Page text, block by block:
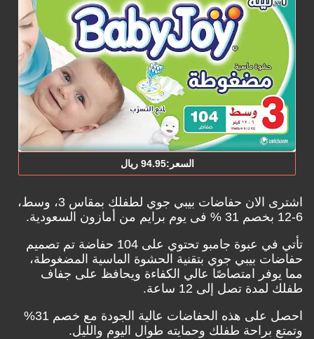
السعر:‎94.‎95‏ ريال
اشترى الان حفاضات بيبي جوي لطفلك بمقاس 3، وسط،
6-12 بخصم 31‎ %
فى يوم برايم من أمازون السعودية.
تأتي في عبوة جامبو تحتوي على 104 حفاضة تم تصميم
حفاضات بيبي جوي بتقنية الحشوة الماسية المضغوطة،
مما يوفر امتصاصًا عالي الكفاءة ويحافظ على جفاف
طفلك لمدة تصل إلى 12 ساعة.
احصل على هذه الحفاضات عالية الجودة مع خصم 31%
وتمتع براحة طفلك وحمايته طوال اليوم والليل.